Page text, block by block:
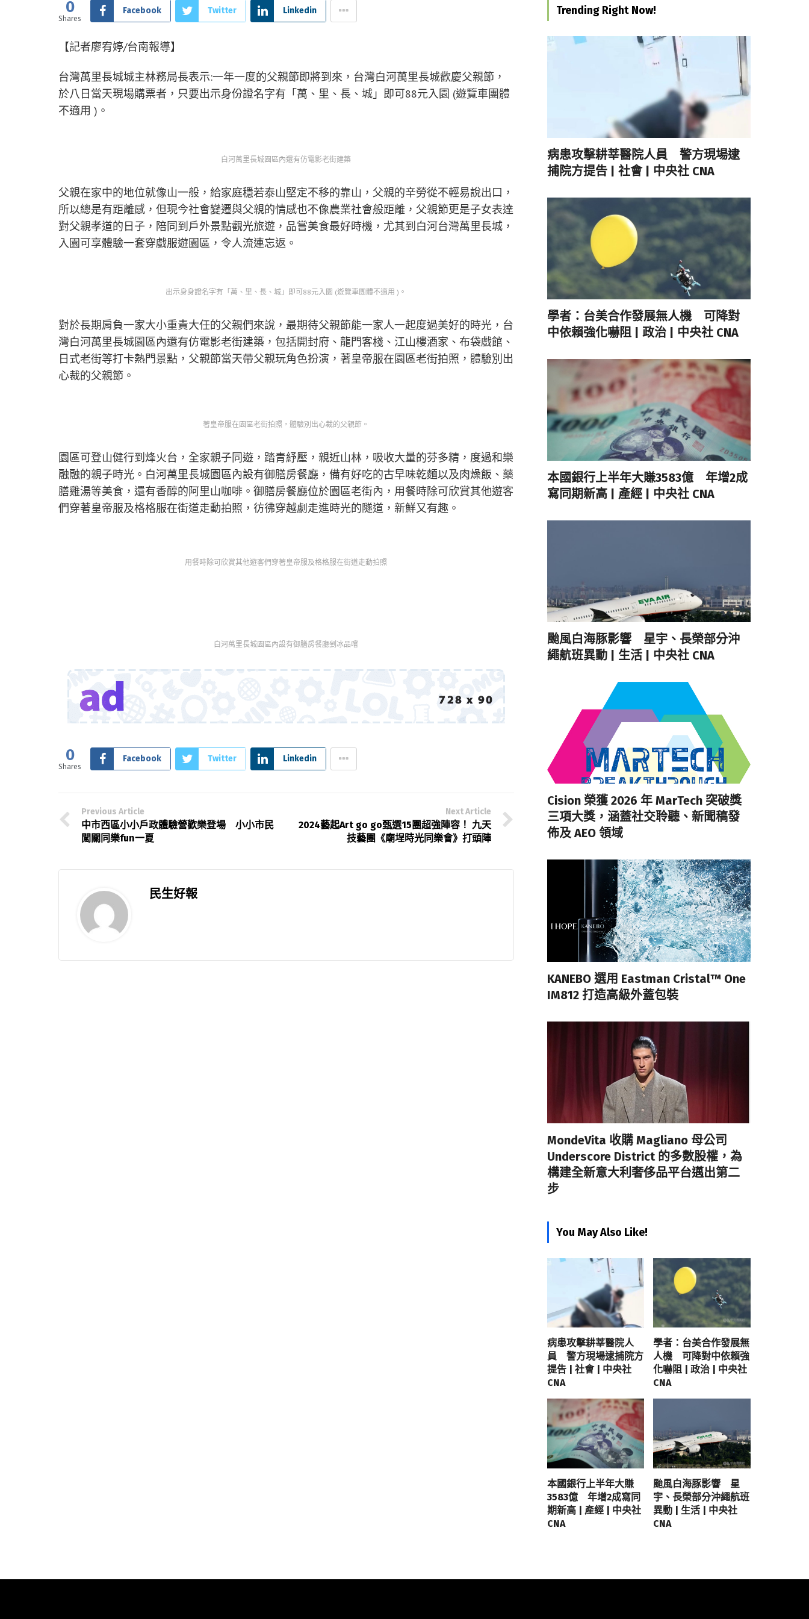
0
Shares
Facebook Twitter Linkedin
【記者廖宥婷/台南報導】
台灣萬里長城城主林務局長表示:一年一度的父親節即將到來，台灣白河萬里長城歡慶父親節，
於八日當天現場購票者，只要出示身份證名字有「萬、里、長、城」即可88元入園 (遊覽車團體
不適用 )。
白河萬里長城園區內還有仿電影老街建築
父親在家中的地位就像山一般，給家庭穩若泰山堅定不移的靠山，父親的辛勞從不輕易說出口，
所以總是有距離感，但現今社會變遷與父親的情感也不像農業社會般距離，父親節更是子女表達
對父親孝道的日子，陪同到戶外景點觀光旅遊，品嘗美食最好時機，尤其到白河台灣萬里長城，
入園可享體驗一套穿戲服遊園區，令人流連忘返。
出示身身證名字有「萬、里、長、城」即可88元入園 (遊覽車團體不適用 )。
對於長期肩負一家大小重責大任的父親們來說，最期待父親節能一家人一起度過美好的時光，台
灣白河萬里長城園區內還有仿電影老街建築，包括開封府、龍門客棧、江山樓酒家、布袋戲館、
日式老街等打卡熱門景點，父親節當天帶父親玩角色扮演，著皇帝服在園區老街拍照，體驗別出
心裁的父親節。
著皇帝服在園區老街拍照，體驗別出心裁的父親節。
園區可登山健行到烽火台，全家親子同遊，踏青紓壓，親近山林，吸收大量的芬多精，度過和樂
融融的親子時光。白河萬里長城園區內設有御膳房餐廳，備有好吃的古早味乾麵以及肉燥飯、藥
膳雞湯等美食，還有香醇的阿里山咖啡。御膳房餐廳位於園區老街內，用餐時除可欣賞其他遊客
們穿著皇帝服及格格服在街道走動拍照，彷彿穿越劇走進時光的隧道，新鮮又有趣。
用餐時除可欣賞其他遊客們穿著皇帝服及格格服在街道走動拍照
白河萬里長城園區內設有御膳房餐廳剉冰品嚐
0
Shares
Facebook Twitter Linkedin
Previous Article
中市西區小小戶政體驗營歡樂登場 小小市民
闖關同樂fun一夏
Next Article
2024藝起Art go go甄選15團超強陣容！ 九天
技藝團《廟埕時光同樂會》打頭陣
民生好報
Trending Right Now!
病患攻擊耕莘醫院人員 警方現場逮
捕院方提告 | 社會 | 中央社 CNA
學者：台美合作發展無人機 可降對
中依賴強化嚇阻 | 政治 | 中央社 CNA
本國銀行上半年大賺3583億 年增2成
寫同期新高 | 產經 | 中央社 CNA
颱風白海豚影響 星宇、長榮部分沖
繩航班異動 | 生活 | 中央社 CNA
Cision 榮獲 2026 年 MarTech 突破獎
三項大獎，涵蓋社交聆聽、新聞稿發
佈及 AEO 領域
KANEBO 選用 Eastman Cristal™ One
IM812 打造高級外蓋包裝
MondeVita 收購 Magliano 母公司
Underscore District 的多數股權，為
構建全新意大利奢侈品平台邁出第二
步
You May Also Like!
病患攻擊耕莘醫院人
員 警方現場逮捕院方
提告 | 社會 | 中央社
CNA
學者：台美合作發展無
人機 可降對中依賴強
化嚇阻 | 政治 | 中央社
CNA
本國銀行上半年大賺
3583億 年增2成寫同
期新高 | 產經 | 中央社
CNA
颱風白海豚影響 星
宇、長榮部分沖繩航班
異動 | 生活 | 中央社
CNA